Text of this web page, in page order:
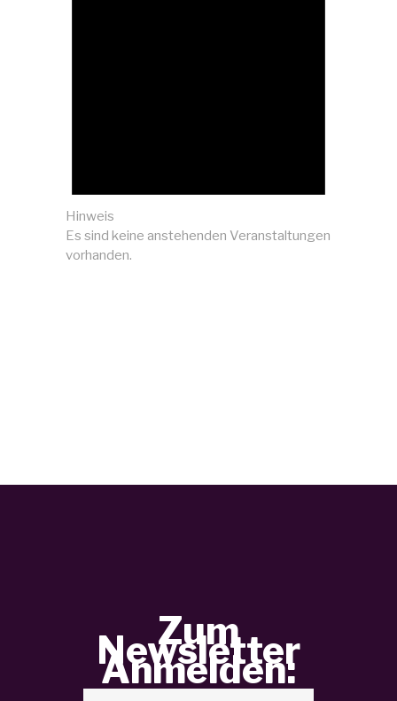
Hinweis
Es sind keine anstehenden Veranstaltungen
vorhanden.
Zum
Newsletter
Anmelden: